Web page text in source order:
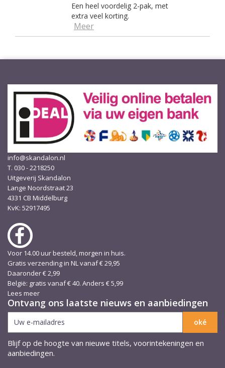
Een heel voordelig 2-pak, met
extra veel korting.
Meer
info@skandalon.nl
T. 030 - 2218250
Uitgeverij Skandalon
Lange Noordstraat 23
4331 CB Middelburg
KvK: 52917495
Voor 14.00 uur besteld, morgen in huis.
Gratis verzending in NL vanaf € 29,95
Daaronder € 2,99
België: gratis vanaf € 40. Anders € 5,99
Lees meer
Ontvang ons laatste nieuws en aanbiedingen
Blijf op de hoogte van nieuwe titels, voorintekeningen en
aanbiedingen.